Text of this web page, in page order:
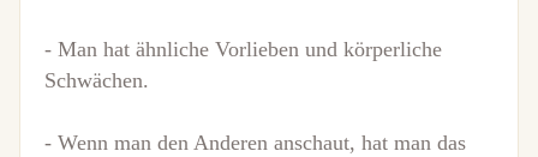
- Man hat ähnliche Vorlieben und körperliche
Schwächen.
- Wenn man den Anderen anschaut, hat man das